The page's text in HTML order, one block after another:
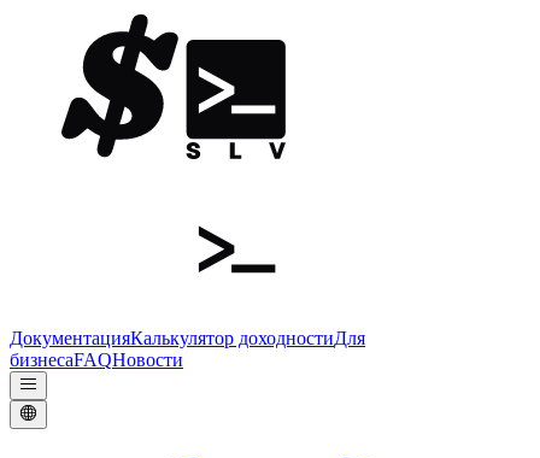
ДокументацияКалькулятор доходностиДля
бизнесаFAQНовости